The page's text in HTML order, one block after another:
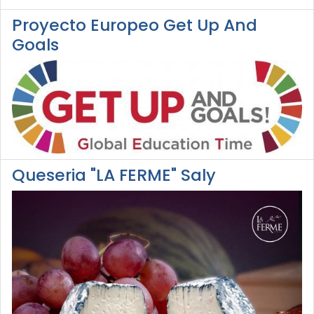
Proyecto Europeo Get Up And
Goals
Queseria "LA FERME" Saly